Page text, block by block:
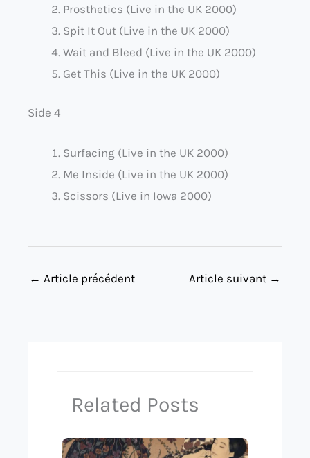
Prosthetics (Live in the UK 2000)
Spit It Out (Live in the UK 2000)
Wait and Bleed (Live in the UK 2000)
Get This (Live in the UK 2000)
Side 4
Surfacing (Live in the UK 2000)
Me Inside (Live in the UK 2000)
Scissors (Live in Iowa 2000)
← Article précédent Article suivant →
Related Posts